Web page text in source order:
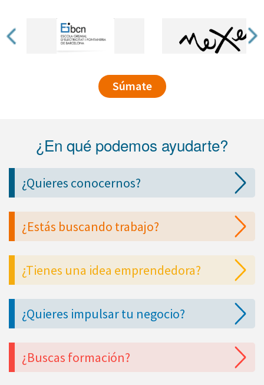
Súmate
¿En qué podemos ayudarte?
¿Quieres conocernos?
¿Estás buscando trabajo?
¿Tienes una idea emprendedora?
¿Quieres impulsar tu negocio?
¿Buscas formación?